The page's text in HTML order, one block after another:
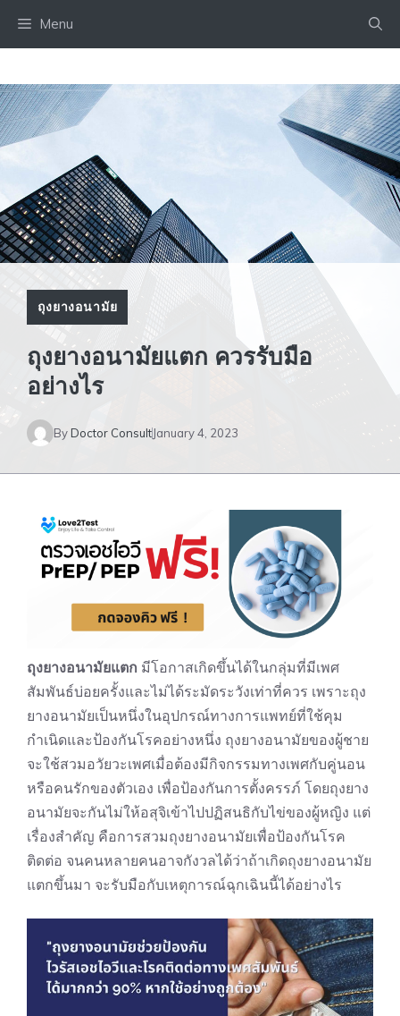
Menu
ถุงยางอนามัย
ถุงยางอนามัยแตก ควรรับมือ
อย่างไร
ByDoctor ConsultJanuary 4, 2023
ถุงยางอนามัยแตก มีโอกาสเกิดขึ้นได้ในกลุ่มที่มีเพศ
สัมพันธ์บ่อยครั้งและไม่ได้ระมัดระวังเท่าที่ควร เพราะถุง
ยางอนามัยเป็นหนึ่งในอุปกรณ์ทางการแพทย์ที่ใช้คุม
กำเนิดและป้องกันโรคอย่างหนึ่ง ถุงยางอนามัยของผู้ชาย
จะใช้สวมอวัยวะเพศเมื่อต้องมีกิจกรรมทางเพศกับคู่นอน
หรือคนรักของตัวเอง เพื่อป้องกันการตั้งครรภ์ โดยถุงยาง
อนามัยจะกันไม่ให้อสุจิเข้าไปปฏิสนธิกับไข่ของผู้หญิง แต่
เรื่องสำคัญ คือการสวมถุงยางอนามัยเพื่อป้องกันโรค
ติดต่อ จนคนหลายคนอาจกังวลได้ว่าถ้าเกิดถุงยางอนามัย
แตกขึ้นมา จะรับมือกับเหตุการณ์ฉุกเฉินนี้ได้อย่างไร